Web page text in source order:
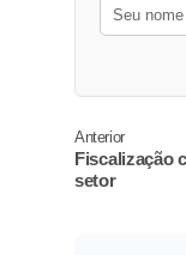
Anterior
Fiscalização
setor